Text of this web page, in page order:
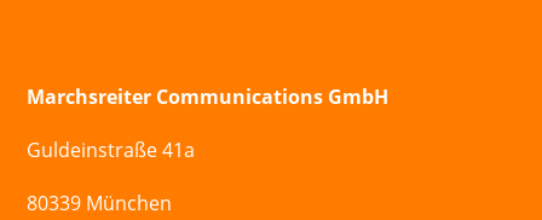
Marchsreiter Communications GmbH
Guldeinstraße 41a
80339 München